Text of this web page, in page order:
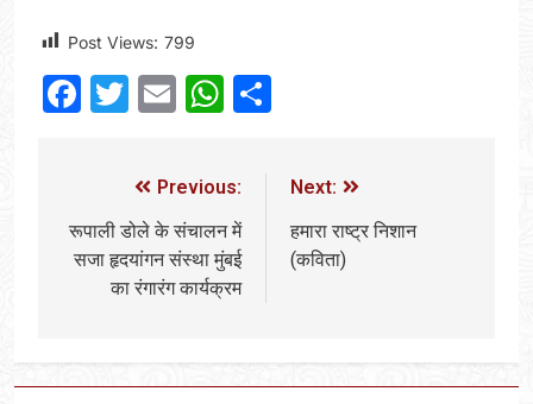
Post Views: 799
Facebook
Twitter
EmailWhatsApp
Previous:
रूपाली डोले के संचालन में
सजा हृदयांगन संस्था मुंबई
का रंगारंग कार्यक्रम
Next:
हमारा राष्ट्र निशान
(कविता)